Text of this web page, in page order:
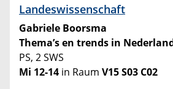
Landeswissenschaft
Gabriele Boorsma
Thema’s en trends in
PS, 2 SWS
Mi 12-14 in Raum V15 S03 C02